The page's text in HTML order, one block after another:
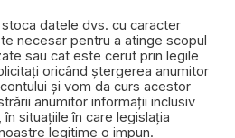
datele dvs. cu caracter
necesar pentru a atinge scopul
sau cat este cerut prin legile
oricând ștergerea anumitor
și vom da curs acestor
anumitor informații inclusiv
situațiile în care legislația
legitime o impun.